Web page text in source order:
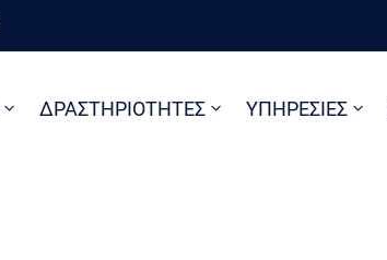
ΔΡΑΣΤΗΡΙΟΤΗΤΕΣ ΥΠΗΡΕΣΙΕΣ